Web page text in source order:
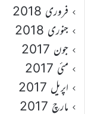
فروری 2018
جنوری 2018
جون 2017
مئی 2017
اپریل 2017
مارچ 2017